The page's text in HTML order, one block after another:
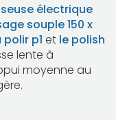
électrique
souple 150 x
p1 et le polish
lente à
moyenne au